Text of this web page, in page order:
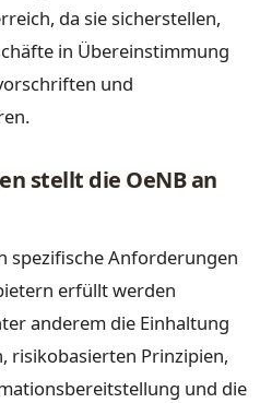
da sie sicherstellen,
in Übereinstimmung
und
stellt die OeNB an
spezifische Anforderungen
erfüllt werden
anderem die Einhaltung
risikobasierten Prinzipien,
und die